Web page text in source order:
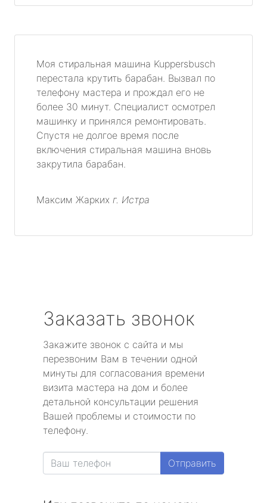
Моя стиральная машина Kuppersbusch
перестала крутить барабан. Вызвал по
телефону мастера и прождал его не
более 30 минут. Специалист осмотрел
машинку и принялся ремонтировать.
Спустя не долгое время после
включения стиральная машина вновь
закрутила барабан.
Максим Жарких г. Истра
Заказать звонок
Закажите звонок с сайта и мы
перезвоним Вам в течении одной
минуты для согласования времени
визита мастера на дом и более
детальной консультации решения
Вашей проблемы и стоимости по
телефону.
Отправить